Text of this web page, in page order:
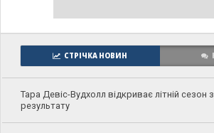
СТРІЧКА НОВИН
Тара Девіс-Вудхолл відкриває літній
результату